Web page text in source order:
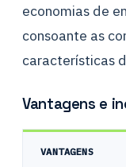
economias de
consoante as
características
Vantagens e
VANTAGENS